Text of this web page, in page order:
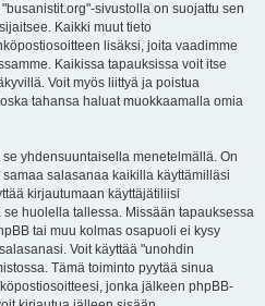
sivustolla on suojattu sen
Kaikki muut tieto
lisäksi, joita vaadimme
Kaikissa tapauksissa voit itse
Voit myös liittyä ja poistua
tahansa haluat muokkaamalla omia
yhdensuuntaisella menetelmällä. On
salasanaa kaikilla käyttämilläsi
kirjautumaan käyttäjätiliisi
huolella tallessa. Missään tapauksessa
tai muu kolmas osapuoli ei kysy
Voit käyttää "unohdin
Tämä toiminto pyytää sinua
jonka jälkeen phpBB-